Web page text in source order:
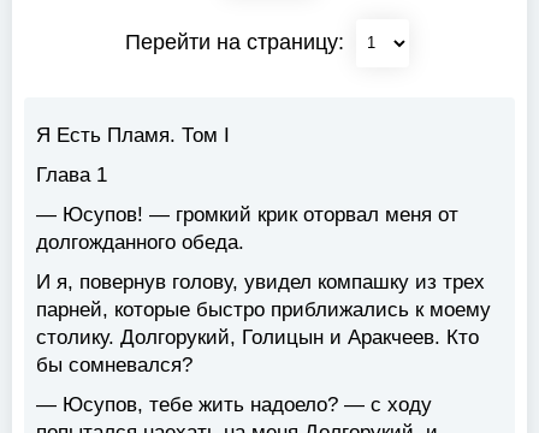
Перейти на страницу:
Я Есть Пламя. Том I
Глава 1
— Юсупов! — громкий крик оторвал меня от
долгожданного обеда.
И я, повернув голову, увидел компашку из трех
парней, которые быстро приближались к моему
столику. Долгорукий, Голицын и Аракчеев. Кто
бы сомневался?
— Юсупов, тебе жить надоело? — с ходу